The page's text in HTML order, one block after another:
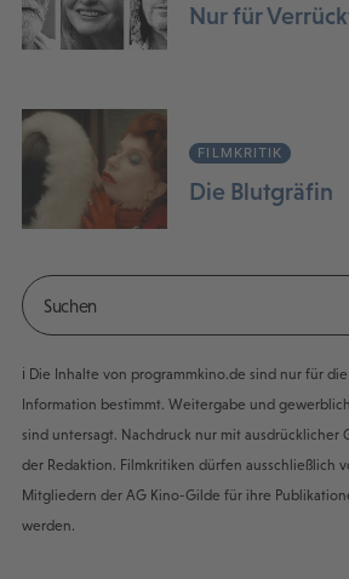
Nur für
FILMKRITIK
Die Blutgräfin
ℹ️ Die Inhalte von programmkino.de sind nur für
Information bestimmt. Weitergabe und
sind untersagt. Nachdruck nur mit ausdrücklicher
der Redaktion. Filmkritiken dürfen ausschließlich
Mitgliedern der AG Kino-Gilde für ihre
werden.